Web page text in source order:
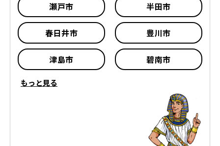
瀬戸市 半田市
春日井市 豊川市
津島市 碧南市
刈谷市
西尾市
犬山市
もっと見る